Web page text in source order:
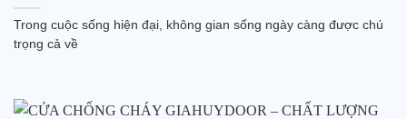
Trong cuộc sống hiện đại, không gian sống ngày càng được chú
trọng cả về